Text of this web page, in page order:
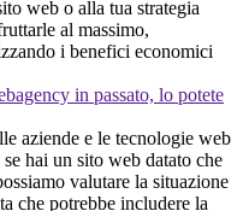
web o alla tua strategia
al massimo,
i benefici economici
in passato, lo potete
aziende e le tecnologie web
hai un sito web datato che
valutare la situazione
che potrebbe includere la